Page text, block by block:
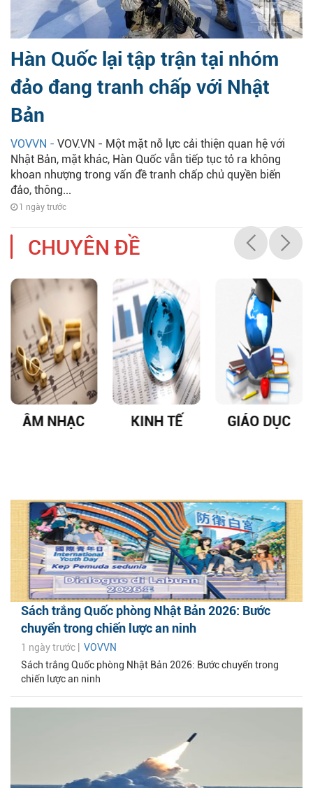
Hàn Quốc lại tập trận tại nhóm
đảo đang tranh chấp với Nhật
Bản
VOVVN - VOV.VN - Một mặt nỗ lực cải thiện quan hệ với
Nhật Bản, mặt khác, Hàn Quốc vẫn tiếp tục tỏ ra không
khoan nhượng trong vấn đề tranh chấp chủ quyền biển
đảo, thông...
1 ngày trước
CHUYÊN ĐỀ
ÂM NHẠC KINH TẾ GIÁO DỤC
Sách trắng Quốc phòng Nhật Bản 2026: Bước
chuyển trong chiến lược an ninh
1 ngày trước | VOVVN
Sách trắng Quốc phòng Nhật Bản 2026: Bước chuyển trong
chiến lược an ninh